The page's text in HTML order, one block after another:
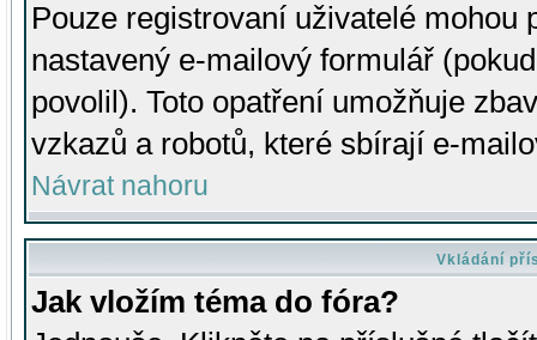
Pouze registrovaní uživatelé mohou
nastavený e-mailový formulář
povolil). Toto opatření umožňuje
vzkazů a robotů, které sbírají e-
Návrat nahoru
Vkládání
Jak vložím téma do fóra?